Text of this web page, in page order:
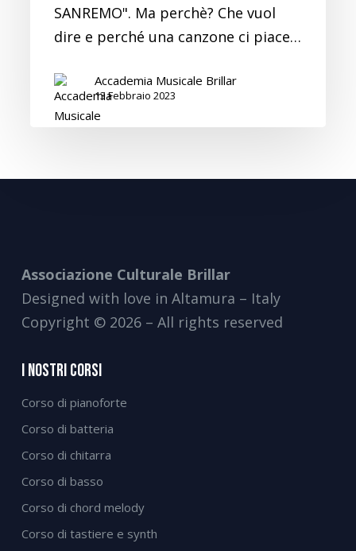
SANREMO". Ma perchè? Che vuol
dire e perché una canzone ci piace…
Accademia Musicale Brillar
13 Febbraio 2023
Associazione Culturale Brillar
Designed with love in Altamura – Italy
Copyright © 2026 – All rights reserved
I Nostri Corsi
Corso di pianoforte
Corso di batteria
Corso di chitarra
Corso di basso
Corso di chord melody
Corso di tastiere e synth